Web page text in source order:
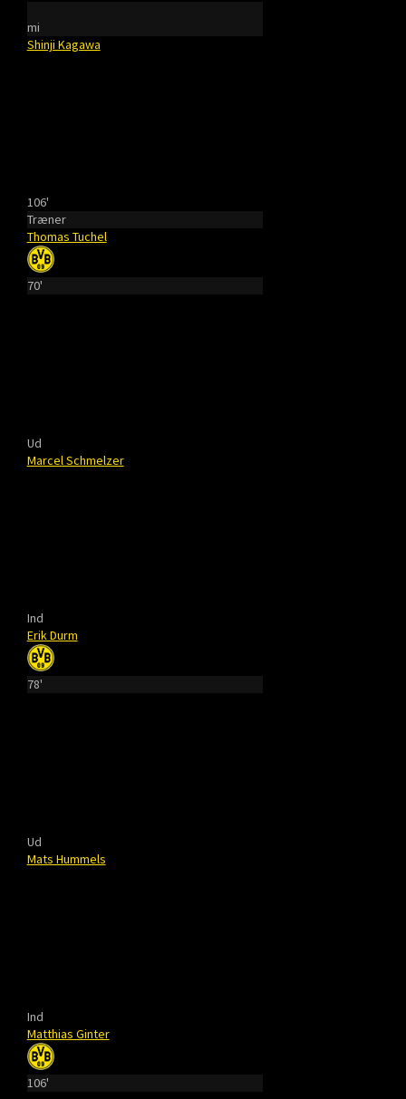
mi
Shinji Kagawa
106'
Træner
Thomas Tuchel
70'
Ud
Marcel Schmelzer
Ind
Erik Durm
78'
Ud
Mats Hummels
Ind
Matthias Ginter
106'